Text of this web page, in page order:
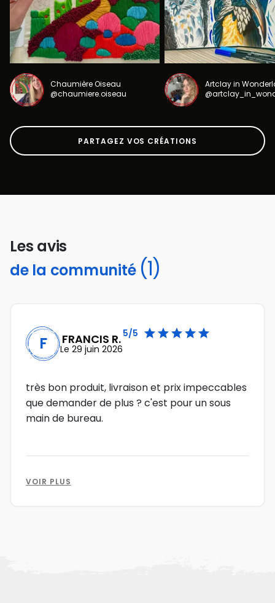
Chaumière Oiseau
@chaumiere.oiseau
Artclay in
PARTAGEZ VOS CRÉATIONS
Les avis
de la communité (1)
F FRANCIS R.
Le 29 juin 2026
5/5 
très bon produit, livraison et prix impeccables
que demander de plus ? c'est pour un sous
main de bureau.
VOIR PLUS